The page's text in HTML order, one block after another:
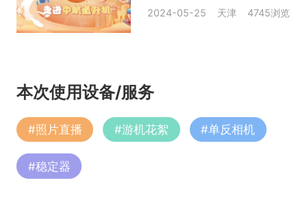
升机
2024-05-25 天津 4745浏览
本次使用设备/服务
#照片直播 #游机花絮 #单反相机
#稳定器